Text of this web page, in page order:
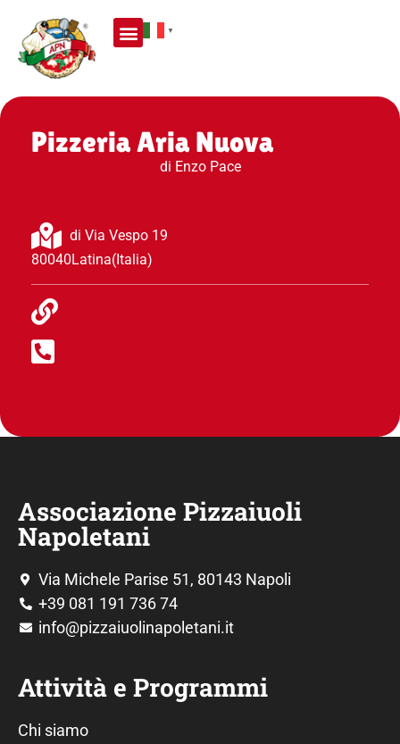
▼
Pizzeria Aria Nuova
di Enzo Pace
di Via Vespo 19
80040Latina(Italia)
Associazione Pizzaiuoli
Napoletani
Via Michele Parise 51, 80143 Napoli
+39 081 191 736 74
info@pizzaiuolinapoletani.it
Attività e Programmi
Chi siamo